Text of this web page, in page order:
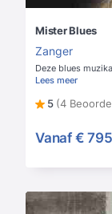
Mister Blues
Zanger
Deze blues
Lees meer
5 (4
Vanaf € 795